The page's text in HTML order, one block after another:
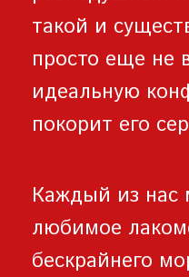
такой и
просто еще не
идеальную
покорит его
Каждый из нас
любимое
бескрайнего